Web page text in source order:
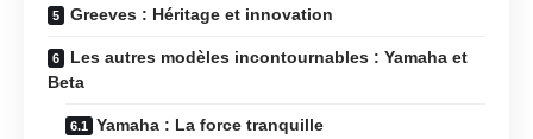
Greeves : Héritage et innovation
Les autres modèles incontournables : Yamaha et
Beta
Yamaha : La force tranquille